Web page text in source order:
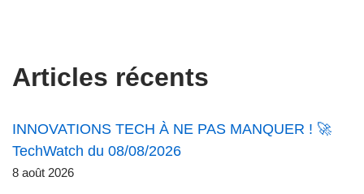
Articles récents
INNOVATIONS TECH À NE PAS MANQUER ! 🚀
TechWatch du 08/08/2026
8 août 2026